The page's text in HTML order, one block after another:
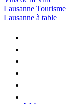
Lausanne Tourisme
Lausanne à table